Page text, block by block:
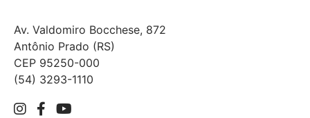
Av. Valdomiro Bocchese, 872
Antônio Prado (RS)
CEP 95250-000
(54) 3293-1110